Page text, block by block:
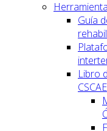
Guía
Libro
CSCAE